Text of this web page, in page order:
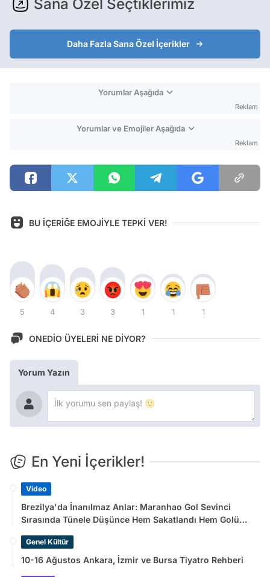
Sana Özel Seçtiklerimiz
Daha Fazla Sana Özel İçerikler
Yorumlar Aşağıda
Reklam
Yorumlar ve Emojiler Aşağıda
Reklam
BU İÇERİĞE EMOJİYLE TEPKİ VER!
5 4 3 3 1 1 1
ONEDİO ÜYELERİ NE DİYOR?
Yorum Yazın
En Yeni İçerikler!
Video
Brezilya'da İnanılmaz Anlar: Maranhao Gol Sevinci
Sırasında Tünele Düşünce Hem Sakatlandı Hem Golü
Genel Kültür
10-16 Ağustos Ankara, İzmir ve Bursa Tiyatro Rehberi